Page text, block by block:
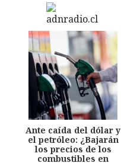
Ante caída del dólar y
el petróleo: ¿Bajarán
los precios de los
combustibles en